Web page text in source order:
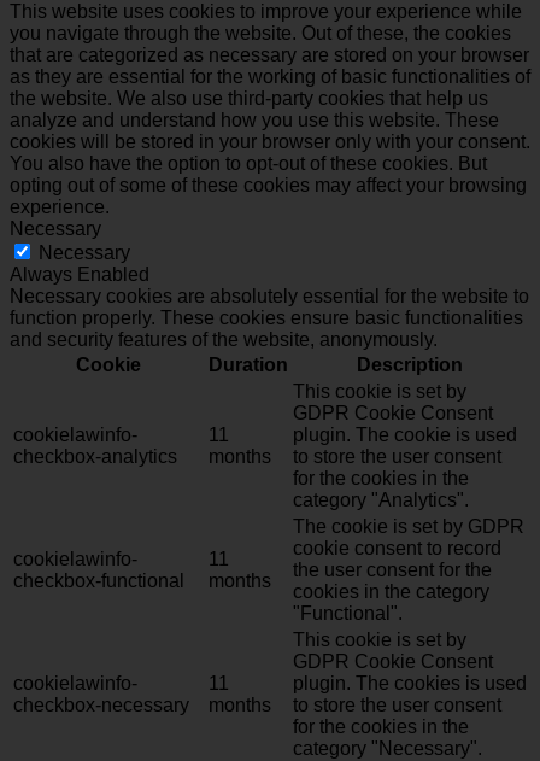
This website uses cookies to improve your experience while
you navigate through the website. Out of these, the cookies
that are categorized as necessary are stored on your browser
as they are essential for the working of basic functionalities of
the website. We also use third-party cookies that help us
analyze and understand how you use this website. These
cookies will be stored in your browser only with your consent.
You also have the option to opt-out of these cookies. But
opting out of some of these cookies may affect your browsing
experience.
Necessary
Necessary
Always Enabled
Necessary cookies are absolutely essential for the website to
function properly. These cookies ensure basic functionalities
and security features of the website, anonymously.
Cookie
Duration Description
cookielawinfo-
checkbox-analytics
11
months
This cookie is set by
GDPR Cookie Consent
plugin. The cookie is used
to store the user consent
for the cookies in the
category "Analytics".
cookielawinfo-
checkbox-functional
11
months
The cookie is set by GDPR
cookie consent to record
the user consent for the
cookies in the category
"Functional".
cookielawinfo-
checkbox-necessary
11
months
This cookie is set by
GDPR Cookie Consent
plugin. The cookies is used
to store the user consent
for the cookies in the
category "Necessary".